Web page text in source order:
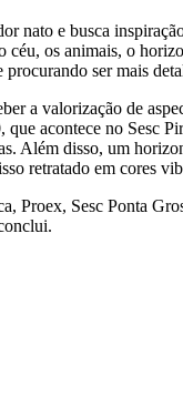
nato e busca
os animais, o
ser mais
a valorização de
acontece no Sesc
Além disso, um
retratado em cores
Proex, Sesc Ponta